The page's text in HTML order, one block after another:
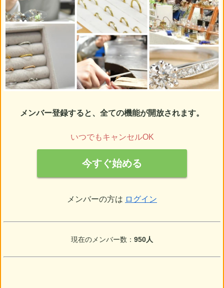
メンバー登録すると、全ての機能が開放されます。
いつでもキャンセルOK
今すぐ始める
メンバーの方は ログイン
現在のメンバー数： 950人